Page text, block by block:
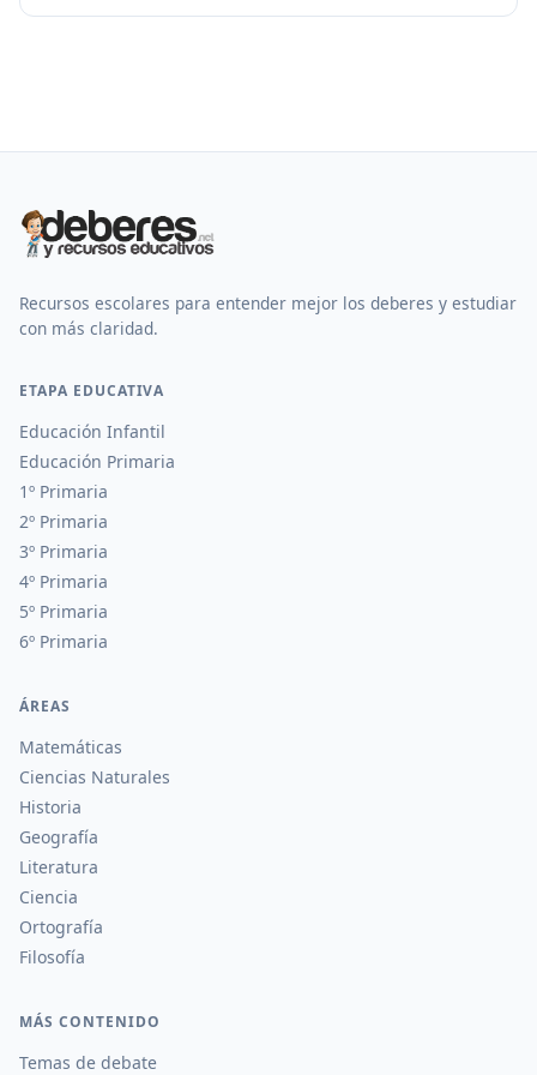
Recursos escolares para entender mejor los deberes y estudiar
con más claridad.
ETAPA EDUCATIVA
Educación Infantil
Educación Primaria
1º Primaria
2º Primaria
3º Primaria
4º Primaria
5º Primaria
6º Primaria
ÁREAS
Matemáticas
Ciencias Naturales
Historia
Geografía
Literatura
Ciencia
Ortografía
Filosofía
MÁS CONTENIDO
Temas de debate